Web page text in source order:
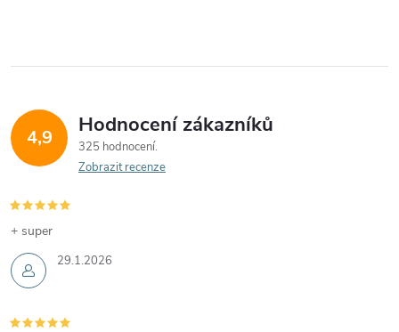
4,9 Hodnocení zákazníků
325 hodnocení
Zobrazit recenze
29.1.2026
+ super